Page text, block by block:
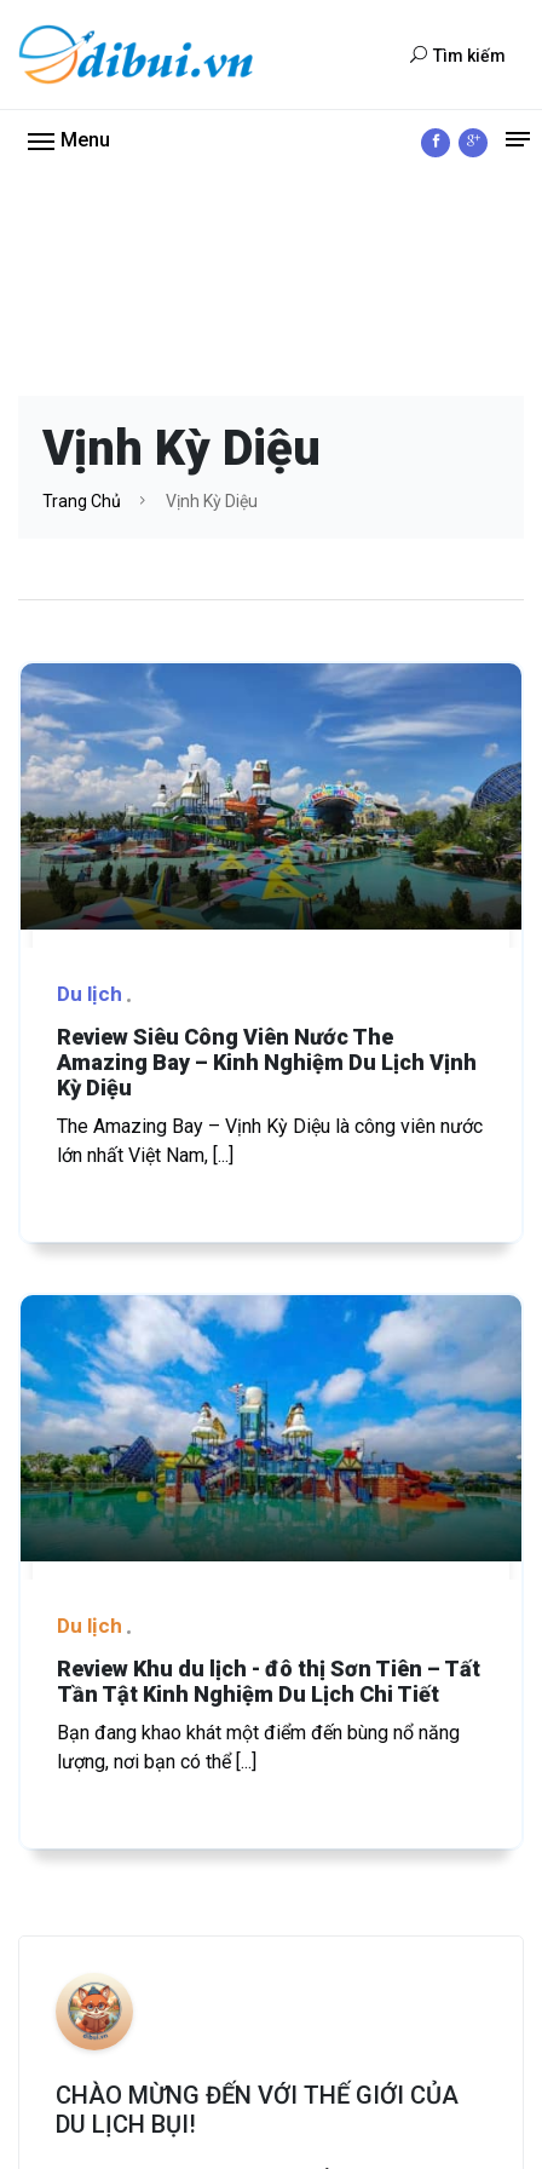
Tìm kiếm
Menu
Vịnh Kỳ Diệu
Trang Chủ Vịnh Kỳ Diệu
Du lịch
Review Siêu Công Viên Nước The
Amazing Bay – Kinh Nghiệm Du Lịch Vịnh
Kỳ Diệu
The Amazing Bay – Vịnh Kỳ Diệu là công viên nước
lớn nhất Việt Nam, [...]
Du lịch
Review Khu du lịch - đô thị Sơn Tiên – Tất
Tần Tật Kinh Nghiệm Du Lịch Chi Tiết
Bạn đang khao khát một điểm đến bùng nổ năng
lượng, nơi bạn có thể [...]
CHÀO MỪNG ĐẾN VỚI THẾ GIỚI CỦA
DU LỊCH BỤI!